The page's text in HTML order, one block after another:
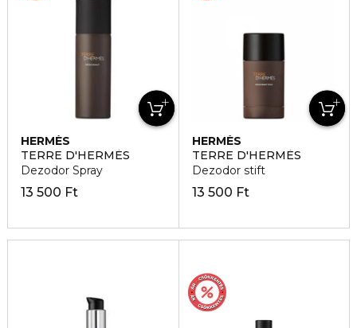
HERMÈS
TERRE D'HERMÈS
Dezodor Spray
13 500 Ft
HERMÈS
TERRE D'HERMÈS
Dezodor stift
13 500 Ft